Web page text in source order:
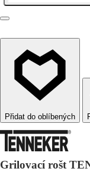
Grilovací rošt